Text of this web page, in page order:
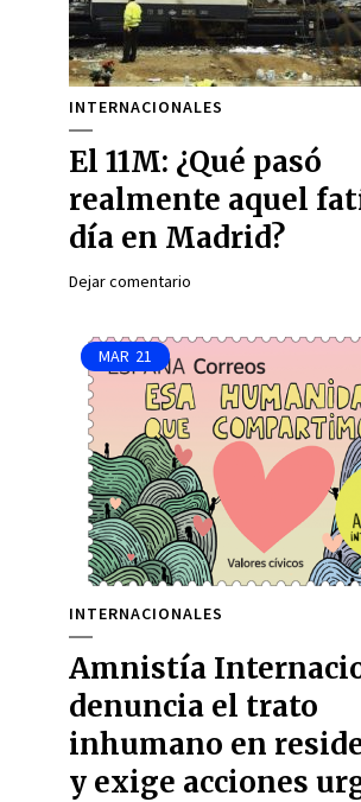
INTERNACIONALES
El 11M: ¿Qué pasó
realmente aquel
día en Madrid?
Dejar comentario
MAR 21
INTERNACIONALES
Amnistía
denuncia el trato
inhumano en
y exige acciones